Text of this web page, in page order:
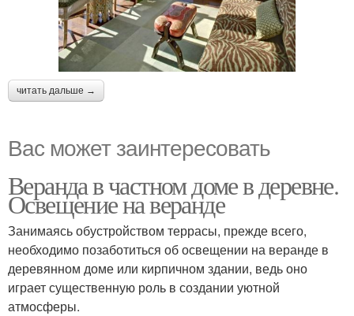
читать дальше →
Вас может заинтересовать
Веранда в частном доме в деревне.
Освещение на веранде
Занимаясь обустройством террасы, прежде всего,
необходимо позаботиться об освещении на веранде в
деревянном доме или кирпичном здании, ведь оно
играет существенную роль в создании уютной
атмосферы.